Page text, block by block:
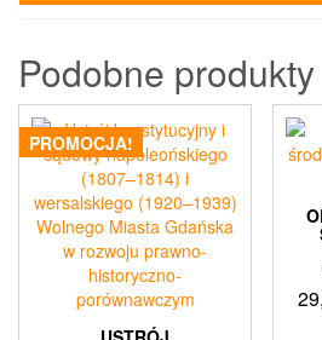
Podobne produkty
PROMOCJA!